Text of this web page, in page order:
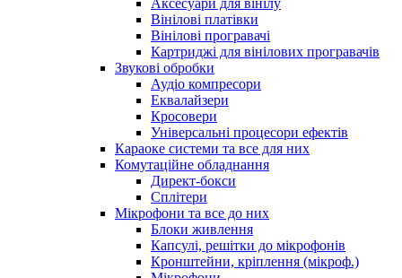
Аксесуари для вінілу
Вінілові платівки
Вінілові програвачі
Картриджі для вінілових програвачів
Звукові обробки
Аудіо компресори
Еквалайзери
Кросовери
Універсальні процесори ефектів
Караоке системи та все для них
Комутаційне обладнання
Директ-бокси
Сплітери
Мікрофони та все до них
Блоки живлення
Капсулі, решітки до мікрофонів
Кронштейни, кріплення (мікроф.)